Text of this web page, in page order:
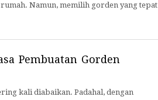
Namun, memilih gorden yang tepat
Pembuatan Gorden
kali diabaikan. Padahal, dengan